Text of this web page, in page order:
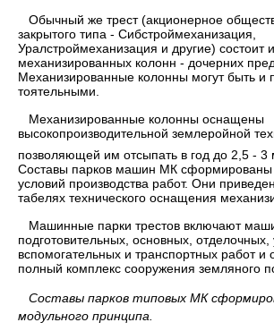
Обычный же трест (акционерное
закры­того типа - Сибстроймеханизация,
Уралстроймеханизация и другие) состоит
механизированных колонн - дочерних
Механизированные колонны могут быть и
тоятельными.
Механизированные колонны оснащены
высокопроизводительной землеройной
позволяющей им отсыпать в год до 2,5 - 3
Составы парков машин МК сформированы
условий производства работ. Они
табелях технического оснащения
Машинные парки трестов включают
подготовитель­ных, основных, отделочных,
вспомогательных и транспортных работ и
полный комплекс сооружения земляного
Составы парков типовых МК
модуль­ного принципа.